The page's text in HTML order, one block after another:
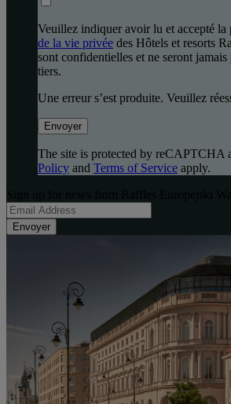
Veuillez indiquer avoir lu et accepté la
de la vie privée des Hôtels et resorts
sont confidentielles et ne seront jamais
tiers.
Une erreur s’est produite. Veuillez
Envoyer
The site is protected by reCAPTCHA
Policy and Terms of Service apply.
Envoyer